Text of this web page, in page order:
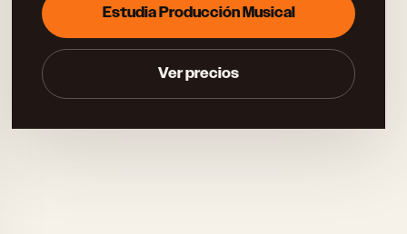
Estudia Producción Musical
Ver precios